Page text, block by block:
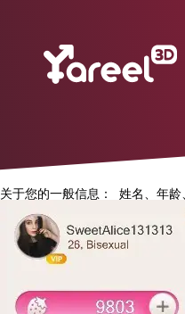
关于您的一般信息： 姓名、年龄